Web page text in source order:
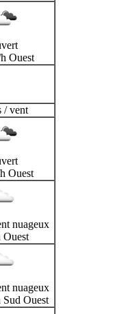
Ouest
/ vent
Ouest
nuageux
Ouest
nuageux
Ouest